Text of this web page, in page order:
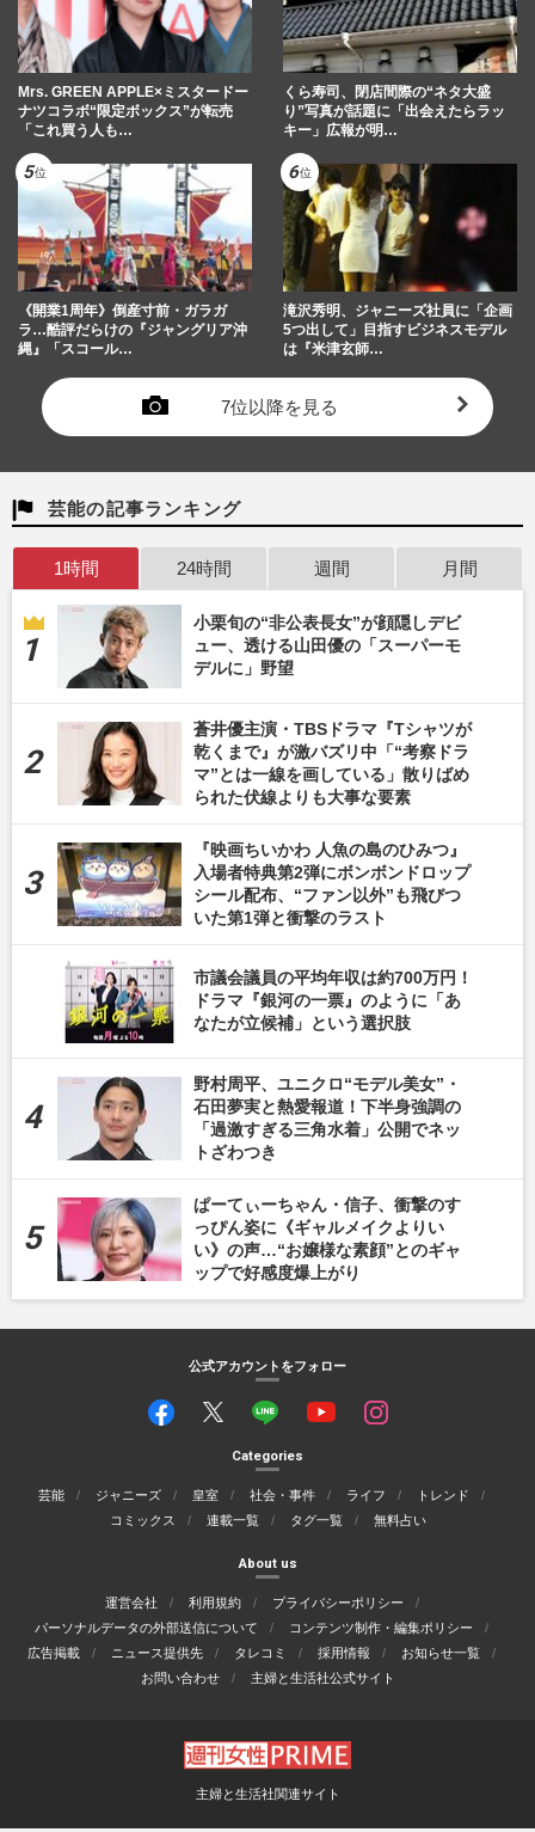
Mrs. GREEN APPLE×ミスタードー
ナツコラボ“限定ボックス”が転売
「これ買う人も…
くら寿司、閉店間際の“ネタ大盛
り”写真が話題に「出会えたらラッ
キー」広報が明…
《開業1周年》倒産寸前・ガラガ
ラ…酷評だらけの『ジャングリア沖
縄』「スコール…
滝沢秀明、ジャニーズ社員に「企画
5つ出して」目指すビジネスモデル
は『米津玄師…
7位以降を見る
芸能の記事ランキング
1時間 24時間 週間 月間
小栗旬の“非公表長女”が顔隠しデビ
ュー、透ける山田優の「スーパーモ
デルに」野望
蒼井優主演・TBSドラマ『Tシャツが
乾くまで』が激バズリ中「“考察ドラ
マ”とは一線を画している」散りばめ
られた伏線よりも大事な要素
『映画ちいかわ 人魚の島のひみつ』
入場者特典第2弾にボンボンドロップ
シール配布、“ファン以外”も飛びつ
いた第1弾と衝撃のラスト
市議会議員の平均年収は約700万円！
ドラマ『銀河の一票』のように「あ
なたが立候補」という選択肢
野村周平、ユニクロ“モデル美女”・
石田夢実と熱愛報道！下半身強調の
「過激すぎる三角水着」公開でネッ
トざわつき
ぱーてぃーちゃん・信子、衝撃のす
っぴん姿に《ギャルメイクよりい
い》の声…“お嬢様な素顔”とのギャ
ップで好感度爆上がり
公式アカウントをフォロー
Categories
芸能 ジャニーズ 皇室 社会・事件 ライフ
トレンド
コミックス
連載一覧 タグ一覧 無料占い
About us
運営会社 利用規約
プライバシーポリシー
パーソナルデータの外部送信について
コンテンツ制作・編集ポリシー
広告掲載
ニュース提供先 タレコミ 採用情報
お知らせ一覧
お問い合わせ
主婦と生活社公式サイト
主婦と生活社関連サイト